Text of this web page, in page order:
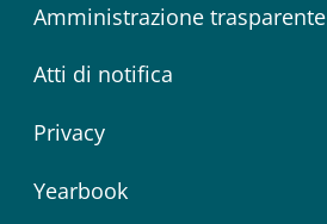
Amministrazione trasparente
Atti di notifica
Privacy
Yearbook